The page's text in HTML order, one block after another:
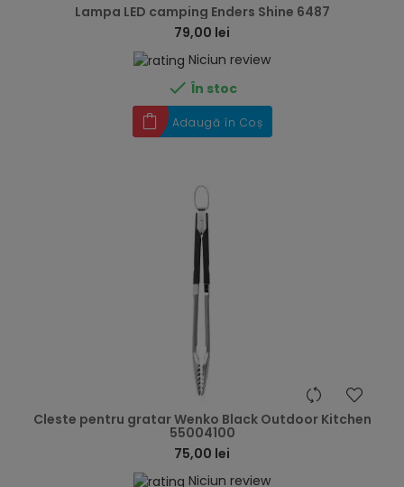
Lampa LED camping Enders Shine 6487
79,00 lei
Niciun review
 În stoc
Adaugă în Coș
Cleste pentru gratar Wenko Black Outdoor Kitchen
55004100
75,00 lei
Niciun review